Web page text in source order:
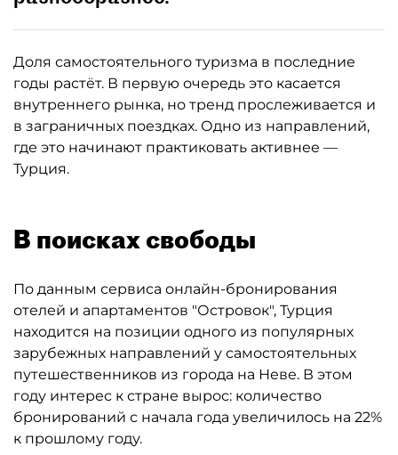
Доля самостоятельного туризма в последние
годы растёт. В первую очередь это касается
внутреннего рынка, но тренд прослеживается и
в заграничных поездках. Одно из направлений,
где это начинают практиковать активнее —
Турция.
В поисках свободы
По данным сервиса онлайн-бронирования
отелей и апартаментов "Островок", Турция
находится на позиции одного из популярных
зарубежных направлений у самостоятельных
путешественников из города на Неве. В этом
году интерес к стране вырос: количество
бронирований с начала года увеличилось на 22%
к прошлому году.